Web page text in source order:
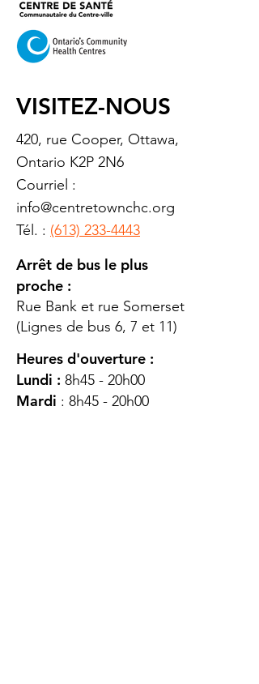
VISITEZ-NOUS
420, rue Cooper, Ottawa,
Ontario K2P 2N6
Courriel :
info@centretownchc.org
Tél. : (613) 233-4443
Arrêt de bus le plus
proche :
Rue Bank et rue Somerset
(Lignes de bus 6, 7 et 11)
Heures d'ouverture :
Lundi : 8h45 - 20h00
Mardi : 8h45 - 20h00